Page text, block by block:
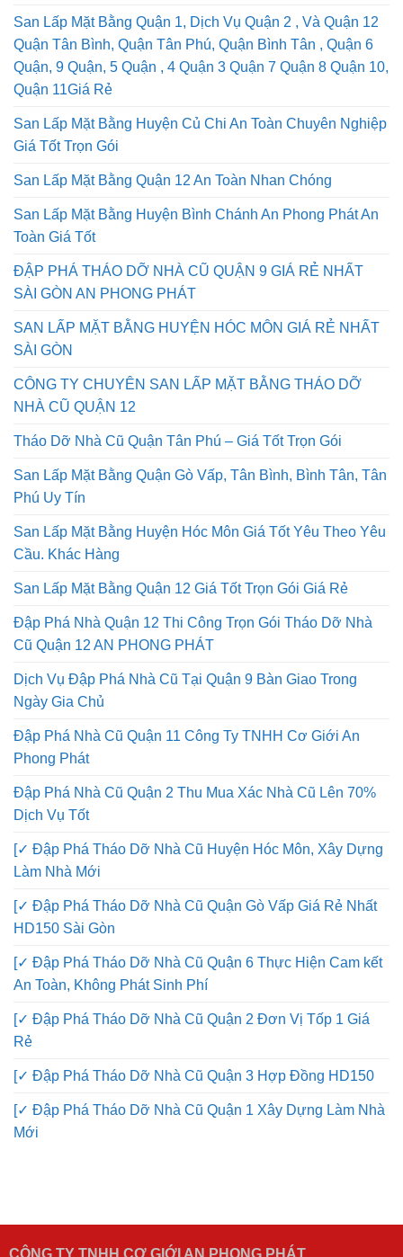
San Lấp Mặt Bằng Quận 1, Dịch Vụ Quận 2 , Và Quận 12
Quận Tân Bình, Quận Tân Phú, Quận Bình Tân , Quận 6
Quận, 9 Quận, 5 Quận , 4 Quận 3 Quận 7 Quận 8 Quận 10,
Quận 11Giá Rẻ
San Lấp Mặt Bằng Huyện Củ Chi An Toàn Chuyên Nghiệp
Giá Tốt Trọn Gói
San Lấp Mặt Bằng Quận 12 An Toàn Nhan Chóng
San Lấp Mặt Bằng Huyện Bình Chánh An Phong Phát An
Toàn Giá Tốt
ĐẬP PHÁ THÁO DỠ NHÀ CŨ QUẬN 9 GIÁ RẺ NHẤT
SÀI GÒN AN PHONG PHÁT
SAN LẤP MẶT BẰNG HUYỆN HÓC MÔN GIÁ RẺ NHẤT
SÀI GÒN
CÔNG TY CHUYÊN SAN LẤP MẶT BẰNG THÁO DỠ
NHÀ CŨ QUẬN 12
Tháo Dỡ Nhà Cũ Quận Tân Phú – Giá Tốt Trọn Gói
San Lấp Mặt Bằng Quận Gò Vấp, Tân Bình, Bình Tân, Tân
Phú Uy Tín
San Lấp Mặt Bằng Huyện Hóc Môn Giá Tốt Yêu Theo Yêu
Cầu. Khác Hàng
San Lấp Mặt Bằng Quận 12 Giá Tốt Trọn Gói Giá Rẻ
Đập Phá Nhà Quận 12 Thi Công Trọn Gói Tháo Dỡ Nhà
Cũ Quận 12 AN PHONG PHÁT
Dịch Vụ Đập Phá Nhà Cũ Tại Quận 9 Bàn Giao Trong
Ngày Gia Chủ
Đập Phá Nhà Cũ Quận 11 Công Ty TNHH Cơ Giới An
Phong Phát
Đập Phá Nhà Cũ Quận 2 Thu Mua Xác Nhà Cũ Lên 70%
Dịch Vụ Tốt
[✓ Đập Phá Tháo Dỡ Nhà Cũ Huyện Hóc Môn, Xây Dựng
Làm Nhà Mới
[✓ Đập Phá Tháo Dỡ Nhà Cũ Quận Gò Vấp Giá Rẻ Nhất
HD150 Sài Gòn
[✓ Đập Phá Tháo Dỡ Nhà Cũ Quận 6 Thực Hiện Cam kết
An Toàn, Không Phát Sinh Phí
[✓ Đập Phá Tháo Dỡ Nhà Cũ Quận 2 Đơn Vị Tốp 1 Giá
Rẻ
[✓ Đập Phá Tháo Dỡ Nhà Cũ Quận 3 Hợp Đồng HD150
[✓ Đập Phá Tháo Dỡ Nhà Cũ Quận 1 Xây Dựng Làm Nhà
Mới